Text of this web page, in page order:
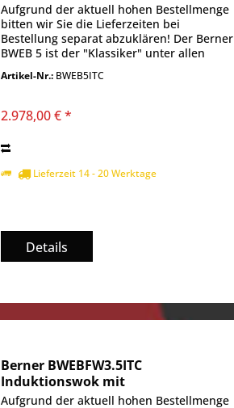
Aufgrund der aktuell hohen Bestellmenge
bitten wir Sie die Lieferzeiten bei
Bestellung separat abzuklären! Der Berner
BWEB 5 ist der "Klassiker" unter allen
Kochsysteme und vermutlich in jeder
Artikel-Nr.: BWEB5ITC
2.978,00 € *
Lieferzeit 14 - 20 Werktage
Details
Berner BWEBFW3.5ITC
Induktionswok mit
Temperatursteuerung ITC
Aufgrund der aktuell hohen Bestellmenge